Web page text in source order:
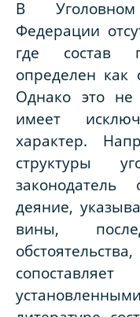
В
Федерации
где состав
определен как
Однако это не
имеет
характер.
структуры
законодатель
деяние,
вины,